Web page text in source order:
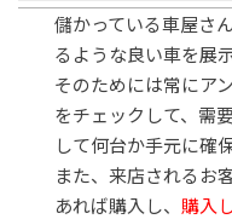
儲かっている車屋さ
るような良い車を展
そのためには常にア
をチェックして、需
して何台か手元に確
また、来店されるお
あれば購入し、 購入